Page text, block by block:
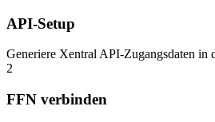
API-Setup
Generiere Xentral API-Zugangsdaten in
2
FFN verbinden